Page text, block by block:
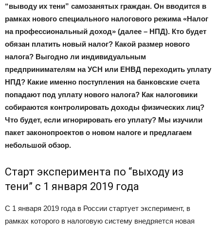
“выводу их тени” самозанятых граждан. Он вводится в
рамках нового специального налогового режима «Налог
на профессиональный доход» (далее – НПД). Кто будет
обязан платить новый налог? Какой размер нового
налога? Выгодно ли индивидуальным
предпринимателям на УСН или ЕНВД переходить уплату
НПД? Какие именно поступления на банковские счета
попадают под уплату нового налога? Как налоговики
собираются контролировать доходы физических лиц?
Что будет, если игнорировать его уплату? Мы изучили
пакет законопроектов о новом налоге и предлагаем
небольшой обзор.
Старт эксперимента по “выходу из
тени” с 1 января 2019 года
С 1 января 2019 года в России стартует эксперимент, в
рамках которого в налоговую систему внедряется новая